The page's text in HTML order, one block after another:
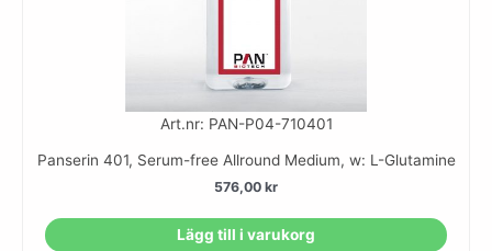
Art.nr: PAN-P04-710401
Panserin 401, Serum-free Allround Medium, w: L-Glutamine
576,00 kr
Lägg till i varukorg